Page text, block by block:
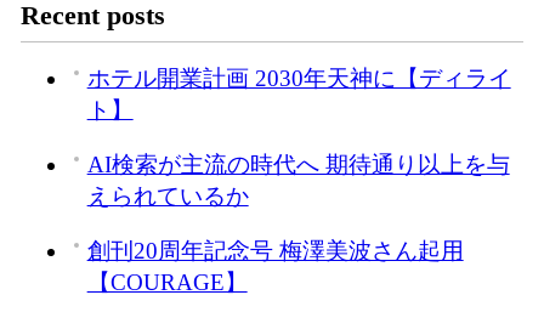
Recent posts
ホテル開業計画 2030年天神に【ディライ
ト】
AI検索が主流の時代へ 期待通り以上を与
えられているか
創刊20周年記念号 梅澤美波さん起用
【COURAGE】